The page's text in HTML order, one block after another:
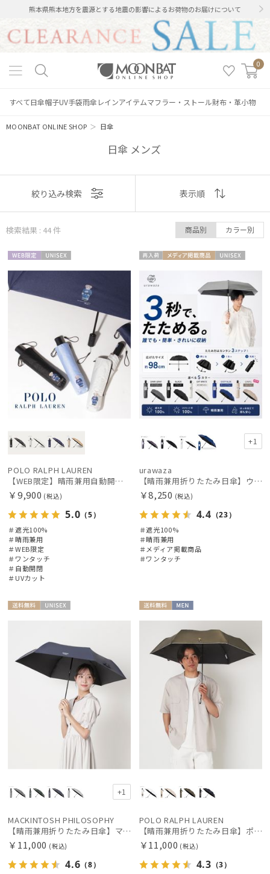
熊本県熊本地方を震源とする地震の影響によるお荷物のお届けについて
0
すべて日傘帽子UV手袋雨傘 レインアイテムマフラー・ストール財布・革小物
MOONBAT ONLINE SHOP ＞ 日傘
日傘 メンズ
表示
おすすめ
価格の高い
人気順
売上点数順
お気に入り
絞り込み検索 表示順
検索結果 : 44件 商品別 カラー別
定
POLO RALPH LAUREN
【WEB限定】晴雨兼用自動開閉日傘 ポロ ラルフ ローレン（POLO RALPH LAUREN）ベア 遮光100 UV100 ワンタッチ開閉
￥9,900 (税込)
5.0 （5）
＃遮光100%
＃晴雨兼用
＃WEB限定
＃ワンタッチ
＃自動開閉
＃UVカット
荷
X
+1
urawaza
【晴雨兼用折りたたみ日傘】ウラワザ（urawaza）無地 55㎝ 晴雨兼用 遮光100% UV100% 自動開閉 ワンタッチ
￥8,250 (税込)
4.4 （23）
＃遮光100%
＃晴雨兼用
＃メディア掲載商品
＃ワンタッチ
+1
MACKINTOSH PHILOSOPHY
【晴雨兼用折りたたみ日傘】マッキントッシュ フィロソフィー (MACKINTOSH PHILOSOPHY) バーブレラ サンプロテクト（SUNPROTECT）自動開閉 遮光100
￥11,000 (税込)
4.6 （8）
POLO RALPH LAUREN
【晴雨兼用折りたたみ日傘】ポロ ラルフ ローレン (POLO RALPH LAUREN) ポロベア 遮光100% UVメンズ日傘 自動開閉
￥11,000 (税込)
4.3 （3）